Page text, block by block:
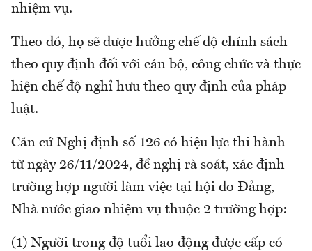
nhiệm vụ.
Theo đó, họ sẽ được hưởng chế độ chính sách
theo quy định đối với cán bộ, công chức và thực
hiện chế độ nghỉ hưu theo quy định của pháp
luật.
Căn cứ Nghị định số 126 có hiệu lực thi hành
từ ngày 26/11/2024, đề nghị rà soát, xác định
trường hợp người làm việc tại hội do Đảng,
Nhà nước giao nhiệm vụ thuộc 2 trường hợp:
(1) Người trong độ tuổi lao động được cấp có